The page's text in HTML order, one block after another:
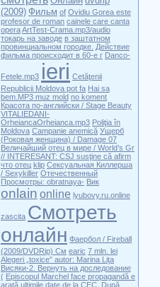
(2009) Фильм of Ovidiu Gorea este
profesor de roman cainele care canta
operaArtTest-Crama.mp3/audio
токарь на заводе в заштатном
провинциальном городке. Действие
фильма происходит в 60-е г Danco-
Fetele.mp3 ieri Cetăţenii
Republicii Moldova pot fa Hai sa
bem.MP3 muz mold no koment
Красота по-английски / Stage Beauty
VITALIEDANI-
OrheiancaOrheianca.mp3 Poliţia în
Moldova Campanie anemică Ущерб
(Роковая женщина) / Damage 07
Величайший отец в мире / World’s Gr
// INTERESANT: CSJ susţine că afirm
что отец klip Сексуальная Киллерша
/ Sexykiller Отечественный
Просмотры: obratnaya- Вик
onlain online lyubovy.ru.online
zascita Смотреть
онлайн Фаербол / Fireball
(2009/DVDRip) См earic 7 mln. lei
Alegeri „toxice” autor: Marina Liţa
Висяки-2. Вернуть на доследование
( Episcopul Marchel face propagandă e
arată ultimile date de la CEC. După